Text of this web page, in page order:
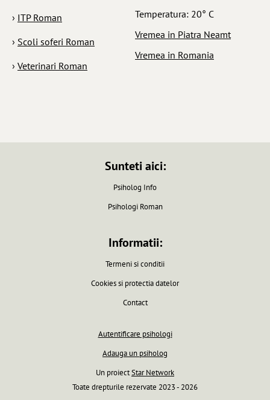
› ITP Roman
› Scoli soferi Roman
› Veterinari Roman
Temperatura: 20° C
Vremea in Piatra Neamt
Vremea in Romania
Sunteti aici:
Psiholog Info
Psihologi Roman
Informatii:
Termeni si conditii
Cookies si protectia datelor
Contact
Autentificare psihologi
Adauga un psiholog
Un proiectStar Network
Toate drepturile rezervate 2023 - 2026